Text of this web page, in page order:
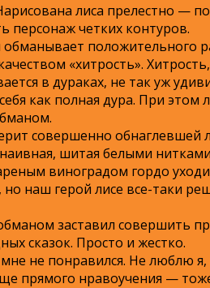
лиса прелестно —
четких контуров.
положительного
«хитрость».
в дураках, не так уж
как полная дура. При этом
совершенно обнаглевшей
шитая белыми
виноградом гордо
наш герой лисе все-таки
заставил совершить
сказок. Просто и жестко.
не понравился. Не люблю
прямого нравоучения —